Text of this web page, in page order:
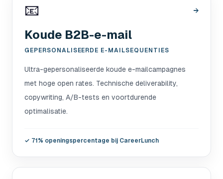
📧 →
Koude B2B-e-mail
GEPERSONALISEERDE E-MAILSEQUENTIES
Ultra-gepersonaliseerde koude e-mailcampagnes
met hoge open rates. Technische deliverability,
copywriting, A/B-tests en voortdurende
optimalisatie.
✓ 71% openingspercentage bij CareerLunch